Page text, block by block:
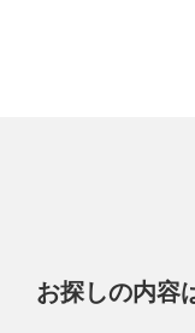
お探しの内容